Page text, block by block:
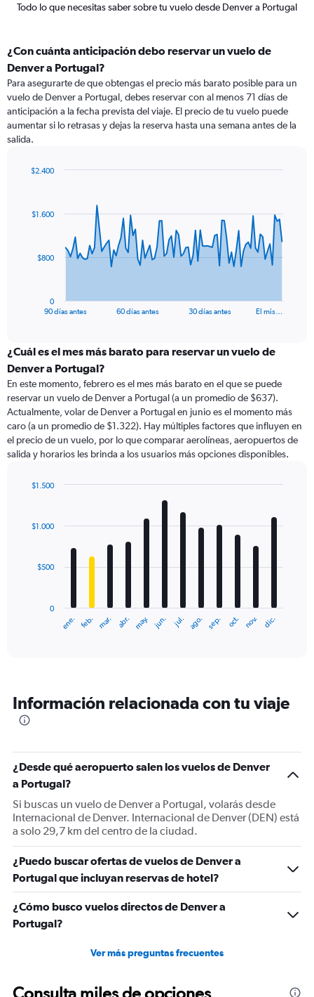
Todo lo que necesitas saber sobre tu vuelo desde Denver a Portugal
¿Con cuánta anticipación debo reservar un vuelo de
Denver a Portugal?
Para asegurarte de que obtengas el precio más barato posible para un
vuelo de Denver a Portugal, debes reservar con al menos 71 días de
anticipación a la fecha prevista del viaje. El precio de tu vuelo puede
aumentar si lo retrasas y dejas la reserva hasta una semana antes de la
salida.
data
The
categories.
Range:
categories.
The
chart
has
1
Y
displaying
90 días antes 60 días antes 30 días antes El mis…
0
$800
$1.600
$2.400
¿Cuál es el mes más barato para reservar un vuelo de
Denver a Portugal?
En este momento, febrero es el mes más barato en el que se puede
reservar un vuelo de Denver a Portugal (a un promedio de $637).
Actualmente, volar de Denver a Portugal en junio es el momento más
caro (a un promedio de $1.322). Hay múltiples factores que influyen en
el precio de un vuelo, por lo que comparar aerolíneas, aeropuertos de
salida y horarios les brinda a los usuarios más opciones disponibles.
with
12
The
categories.
The
Y
axis
displaying
values.
Range:
0
1500.
ene. feb. mar. abr. may. jun. jul. ago. sep. oct. nov. dic.
0
$500
$1.000
$1.500
Información relacionada con tu viaje
¿Desde qué aeropuerto salen los vuelos de Denver
a Portugal?
Si buscas un vuelo de Denver a Portugal, volarás desde
Internacional de Denver. Internacional de Denver (DEN) está
a solo 29,7 km del centro de la ciudad.
¿Puedo buscar ofertas de vuelos de Denver a
Portugal que incluyan reservas de hotel?
¿Cómo busco vuelos directos de Denver a
Portugal?
Ver más preguntas frecuentes